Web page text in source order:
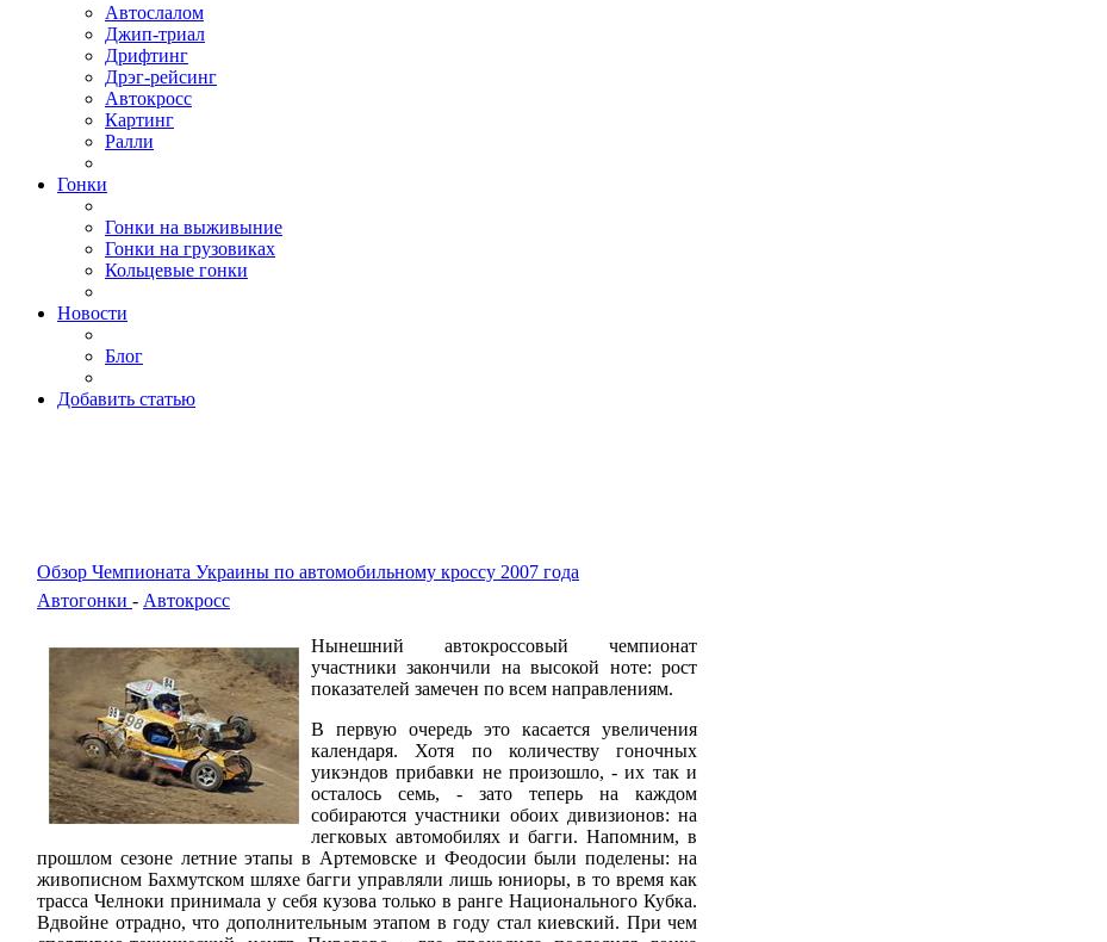
Автослалом
Джип-триал
Дрифтинг
Дрэг-рейсинг
Автокросс
Картинг
Ралли
Гонки
Гонки на выживыние
Гонки на грузовиках
Кольцевые гонки
Новости
Блог
Добавить статью
Обзор Чемпионата Украины по автомобильному кроссу 2007 года
Автогонки - Автокросс
Нынешний автокроссовый чемпионат
участники закончили на высокой ноте: рост
показателей замечен по всем направлениям.
В первую очередь это касается увеличения
календаря. Хотя по количеству гоночных
уикэндов прибавки не произошло, - их так и
осталось семь, - зато теперь на каждом
собираются участники обоих дивизионов: на
легковых автомобилях и багги. Напомним, в
прошлом сезоне летние этапы в Артемовске и Феодосии были поделены: на
живописном Бахмутском шляхе багги управляли лишь юниоры, в то время как
трасса Челноки принимала у себя кузова только в ранге Национального Кубка.
Вдвойне отрадно, что дополнительным этапом в году стал киевский. При чем